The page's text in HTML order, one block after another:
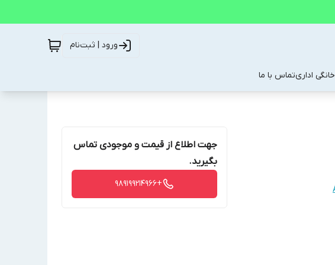
ورود | ثبت‌نام
خانگی اداریتماس با ما
جهت اطلاع از قیمت و موجودی تماس
بگیرید.
+989199214966